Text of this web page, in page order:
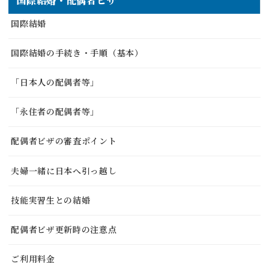
国際結婚
国際結婚の手続き・手順（基本）
「日本人の配偶者等」
「永住者の配偶者等」
配偶者ビザの審査ポイント
夫婦一緒に日本へ引っ越し
技能実習生との結婚
配偶者ビザ更新時の注意点
ご利用料金